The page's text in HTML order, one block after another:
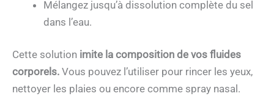
Mélangez jusqu’à dissolution complète du sel
dans l’eau.
Cette solution imite la composition de vos fluides
corporels. Vous pouvez l’utiliser pour rincer les yeux,
nettoyer les plaies ou encore comme spray nasal.